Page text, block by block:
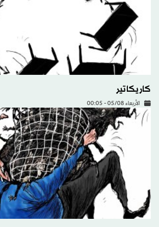
كاريكاتير
الأربعاء 05/08 - 00:05